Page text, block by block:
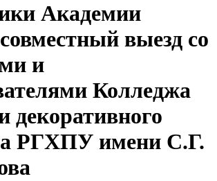
Академии
выезд со
и
Колледжа
декоративного
РГХПУ имени С.Г.